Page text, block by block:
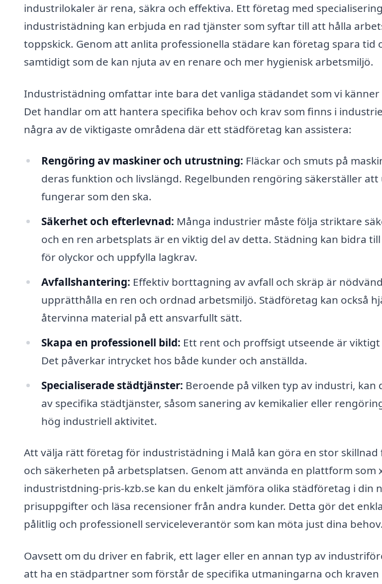
industrilokaler är rena, säkra och effektiva. Ett företag med
industristädning kan erbjuda en rad tjänster som syftar till att hålla
toppskick. Genom att anlita professionella städare kan företag spara tid
samtidigt som de kan njuta av en renare och mer hygienisk arbetsmiljö.
Industristädning omfattar inte bara det vanliga städandet som vi
Det handlar om att hantera specifika behov och krav som finns i
några av de viktigaste områdena där ett städföretag kan assistera:
Rengöring av maskiner och utrustning: Fläckar och smuts på
deras funktion och livslängd. Regelbunden rengöring säkerställer
fungerar som den ska.
Säkerhet och efterlevnad: Många industrier måste följa striktare
och en ren arbetsplats är en viktig del av detta. Städning kan bidra
för olyckor och uppfylla lagkrav.
Avfallshantering: Effektiv borttagning av avfall och skräp är
upprätthålla en ren och ordnad arbetsmiljö. Städföretag kan också
återvinna material på ett ansvarfullt sätt.
Skapa en professionell bild: Ett rent och proffsigt utseende är
Det påverkar intrycket hos både kunder och anställda.
Specialiserade städtjänster: Beroende på vilken typ av industri, kan
av specifika städtjänster, såsom sanering av kemikalier eller
hög industriell aktivitet.
Att välja rätt företag för industristädning i Malå kan göra en stor
och säkerheten på arbetsplatsen. Genom att använda en plattform som
industristdning-pris-kzb.se kan du enkelt jämföra olika städföretag i din
prisuppgifter och läsa recensioner från andra kunder. Detta gör det
pålitlig och professionell serviceleverantör som kan möta just dina behov.
Oavsett om du driver en fabrik, ett lager eller en annan typ av
att ha en städpartner som förstår de specifika utmaningarna och kraven